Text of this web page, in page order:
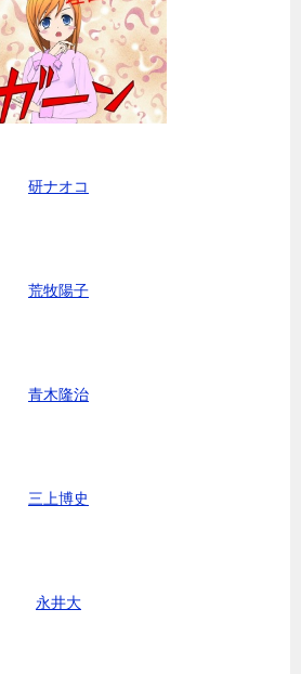
研ナオコ
荒牧陽子
青木隆治
三上博史
永井大